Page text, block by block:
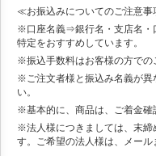
≪お振込みについてのご注意
※口座名義⇒銀行名・支店名・
特定をおすすめしています。
※振込手数料はお客様の方での
※ご注文者様と振込み名義が異
い。
※基本的に、商品は、ご着金確
※法人様につきましては、末締
す。ご希望の法人様は、メール